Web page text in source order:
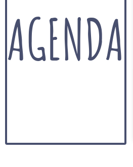
AGENDA